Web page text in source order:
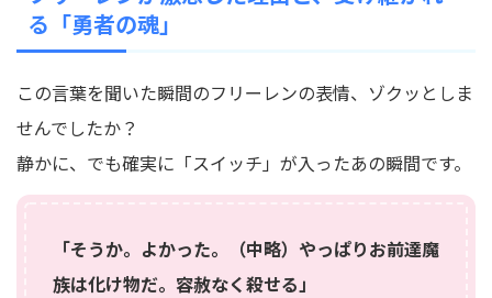
る「勇者の魂」
この言葉を聞いた瞬間のフリーレンの表情、ゾクッとしま
せんでしたか？
静かに、でも確実に「スイッチ」が入ったあの瞬間です。
「そうか。よかった。（中略）やっぱりお前達魔
族は化け物だ。容赦なく殺せる」